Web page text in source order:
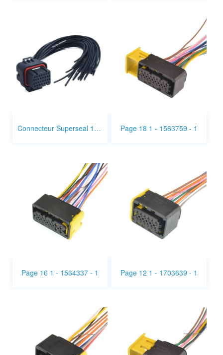
Connecteur Superseal 1,0 mm 26p 1 - 1447232 - 7 Page 18 1 - 1563759 - 1
Page 16 1 - 1564337 - 1 Page 12 1 - 1703639 - 1